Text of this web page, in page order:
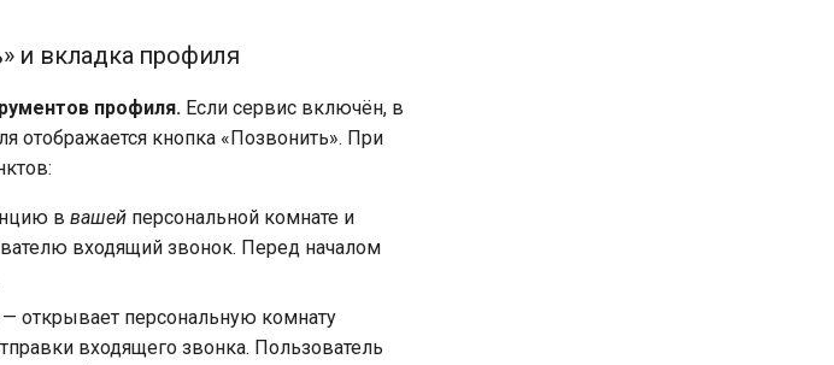
и вкладка профиля
профиля. Если сервис включён, в
отображается кнопка «Позвонить». При
в вашей персональной комнате и
входящий звонок. Перед началом
— открывает персональную комнату
входящего звонка. Пользователь